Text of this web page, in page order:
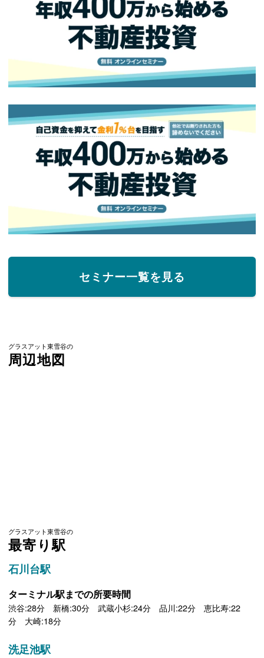
セミナー一覧を見る
グラスアット東雪谷の
周辺地図
グラスアット東雪谷の
最寄り駅
石川台駅
ターミナル駅までの所要時間
渋谷:28分 新橋:30分 武蔵小杉:24分 品川:22分 恵比寿:22
分 大崎:18分
洗足池駅